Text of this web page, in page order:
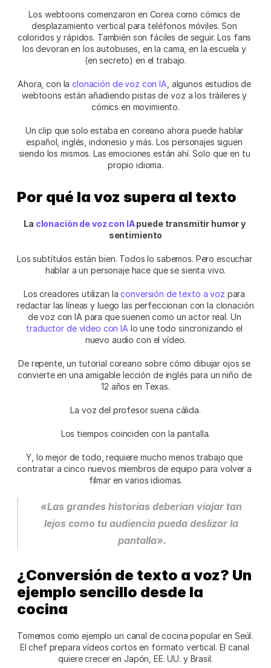
Los webtoons comenzaron en Corea como cómics de
desplazamiento vertical para teléfonos móviles. Son
coloridos y rápidos. También son fáciles de seguir. Los fans
los devoran en los autobuses, en la cama, en la escuela y
(en secreto) en el trabajo.
Ahora, con la clonación de voz con IA , algunos estudios de
webtoons están añadiendo pistas de voz a los tráileres y
cómics en movimiento.
Un clip que solo estaba en coreano ahora puede hablar
español, inglés, indonesio y más. Los personajes siguen
siendo los mismos. Las emociones están ahí. Solo que en tu
propio idioma.
Por qué la voz supera al texto
La clonación de voz con IA puede transmitir humor y
sentimiento
Los subtítulos están bien. Todos lo sabemos. Pero escuchar
hablar a un personaje hace que se sienta vivo.
Los creadores utilizan la conversión de texto a voz para
redactar las líneas y luego las perfeccionan con la clonación
traductor de vídeo con IA lo une todo sincronizando el
nuevo audio con el vídeo.
De repente, un tutorial coreano sobre cómo dibujar ojos se
convierte en una amigable lección de inglés para un niño de
12 años en Texas.
La voz del profesor suena cálida.
Los tiempos coinciden con la pantalla.
Y, lo mejor de todo, requiere mucho menos trabajo que
contratar a cinco nuevos miembros de equipo para volver a
filmar en varios idiomas.
«Las grandes historias deberían viajar tan
lejos como tu audiencia pueda deslizar la
pantalla».
¿Conversión de texto a voz? Un
ejemplo sencillo desde la
cocina
Tomemos como ejemplo un canal de cocina popular en Seúl.
El chef prepara vídeos cortos en formato vertical. El canal
quiere crecer en Japón, EE. UU. y Brasil.